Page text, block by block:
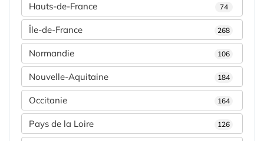
Hauts-de-France 74
Île-de-France 268
Normandie 106
Nouvelle-Aquitaine 184
Occitanie 164
Pays de la Loire 126